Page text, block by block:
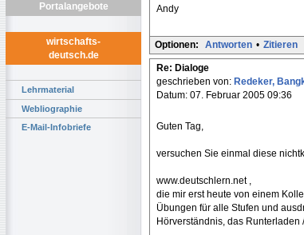
Portalangebote
wirtschafts-
deutsch.de
Lehrmaterial
Webliographie
E-Mail-Infobriefe
Andy
Optionen: Antworten • Zitieren
Re: Dialoge
geschrieben von: Redeker,
Datum: 07. Februar 2005 09:36
Guten Tag,
versuchen Sie einmal diese
www.deutschlern.net ,
die mir erst heute von einem
Übungen für alle Stufen und
Hörverständnis, das